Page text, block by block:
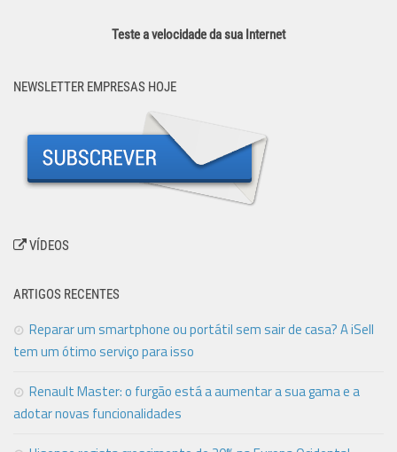
Teste a velocidade da sua Internet
NEWSLETTER EMPRESAS HOJE
VÍDEOS
ARTIGOS RECENTES
Reparar um smartphone ou portátil sem sair de casa? A iSell
tem um ótimo serviço para isso
Renault Master: o furgão está a aumentar a sua gama e a
adotar novas funcionalidades